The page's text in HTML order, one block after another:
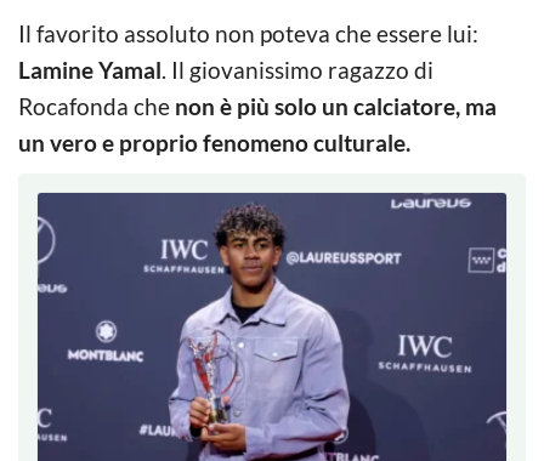
Il favorito assoluto non poteva che essere lui:
Lamine Yamal. Il giovanissimo ragazzo di
Rocafonda che non è più solo un calciatore, ma
un vero e proprio fenomeno culturale.